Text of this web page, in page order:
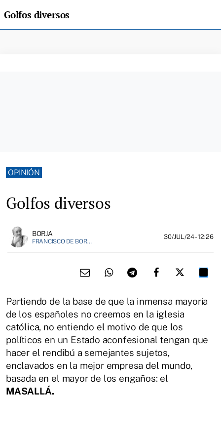
Golfos diversos
OPINIÓN
Golfos diversos
BORJA
FRANCISCO DE BORJA MÁRQUEZ, FUNDADOR DE EL FIELATO
30/JUL/24- 12:26
Partiendo de la base de que la inmensa mayoría
de los españoles no creemos en la iglesia
católica, no entiendo el motivo de que los
políticos en un Estado aconfesional tengan que
hacer el rendibú a semejantes sujetos,
enclavados en la mejor empresa del mundo,
basada en el mayor de los engaños: el
MASALLÁ.